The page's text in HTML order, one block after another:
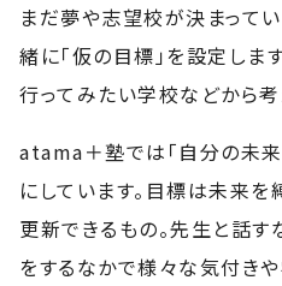
まだ夢や志望校が決まって
緒に「仮の目標」を設定しま
行ってみたい学校などから考
atama＋塾では「自分の未来
にしています。目標は未来を
更新できるもの。先生と話
をするなかで様々な気付き